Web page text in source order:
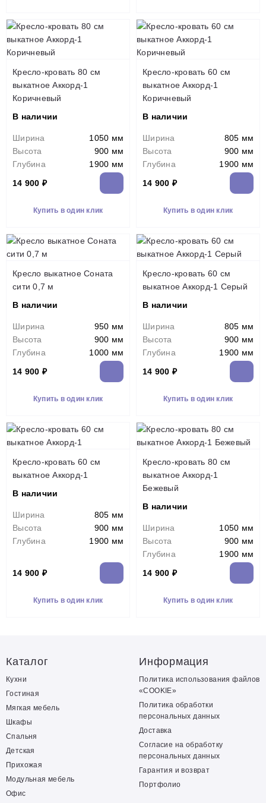
Кресло-кровать 80 см
выкатное Аккорд-1
Коричневый
В наличии
Ширина
1050 мм
Высота
900 мм
Глубина
1900 мм
14 900 ₽
Купить в один клик
Кресло-кровать 60 см
выкатное Аккорд-1
Коричневый
В наличии
Ширина
805 мм
Высота
900 мм
Глубина
1900 мм
14 900 ₽
Купить в один клик
Кресло выкатное Соната
сити 0,7 м
В наличии
Ширина
950 мм
Высота
900 мм
Глубина
1000 мм
14 900 ₽
Купить в один клик
Кресло-кровать 60 см
выкатное Аккорд-1 Серый
В наличии
Ширина
805 мм
Высота
900 мм
Глубина
1900 мм
14 900 ₽
Купить в один клик
Кресло-кровать 60 см
выкатное Аккорд-1
В наличии
Ширина
805 мм
Высота
900 мм
Глубина
1900 мм
14 900 ₽
Купить в один клик
Кресло-кровать 80 см
выкатное Аккорд-1
Бежевый
В наличии
Ширина
1050 мм
Высота
900 мм
Глубина
1900 мм
14 900 ₽
Купить в один клик
Каталог
Кухни
Гостиная
Мягкая мебель
Шкафы
Спальня
Детская
Прихожая
Модульная мебель
Офис
Информация
Политика использования файлов
«COOKIE»
Политика обработки
персональных данных
Доставка
Согласие на обработку
персональных данных
Гарантия и возврат
Портфолио